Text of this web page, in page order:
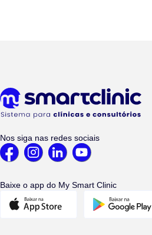
Nos siga nas redes sociais
Baixe o app do My Smart Clinic